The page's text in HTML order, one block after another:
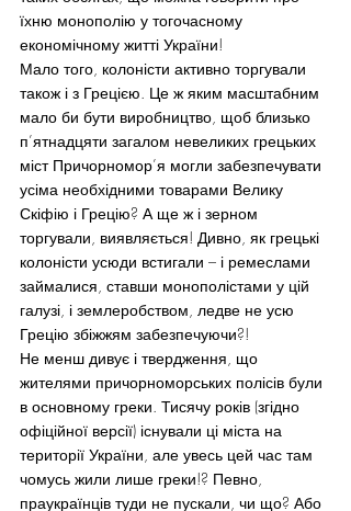
їхню монополію у тогочасному
економічному житті України!
Мало того, колоністи активно торгували
також і з Грецією. Це ж яким масштабним
мало би бути виробництво, щоб близько
п’ятнадцяти загалом невеликих грецьких
міст Причорномор’я могли забезпечувати
усіма необхідними товарами Велику
Скіфію і Грецію? А ще ж і зерном
торгували, виявляється! Дивно, як грецькі
колоністи усюди встигали – і ремеслами
займалися, ставши монополістами у цій
галузі, і землеробством, ледве не усю
Грецію збіжжям забезпечуючи?!
Не менш дивує і твердження, що
жителями причорноморських полісів були
в основному греки. Тисячу років (згідно
офіційної версії) існували ці міста на
території України, але увесь цей час там
чомусь жили лише греки!? Певно,
праукраїнців туди не пускали, чи що? Або